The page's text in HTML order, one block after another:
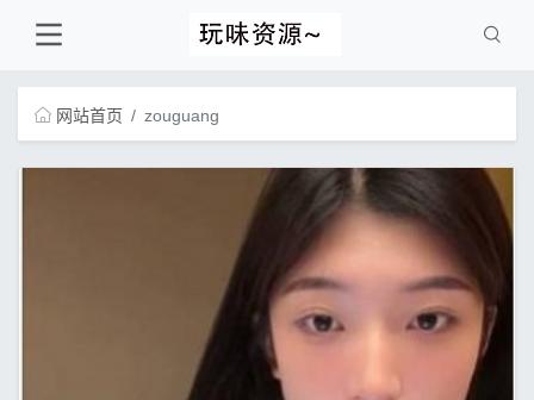
网站首页 zouguang